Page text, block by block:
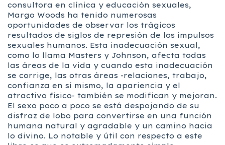
consultora en clínica y educación sexuales,
Margo Woods ha tenido numerosas
oportunidades de observar los trágicos
resultados de siglos de represión de los impulsos
sexuales humanos. Esta inadecuación sexual,
como lo llama Masters y Johnson, afecta todas
las áreas de la vida y cuando esta inadecuación
se corrige, las otras áreas -relaciones, trabajo,
confianza en sí mismo, la apariencia y el
atractivo físico- también se modifican y mejoran.
El sexo poco a poco se está despojando de su
disfraz de lobo para convertirse en una función
humana natural y agradable y un camino hacia
lo divino. Lo notable y útil con respecto a este